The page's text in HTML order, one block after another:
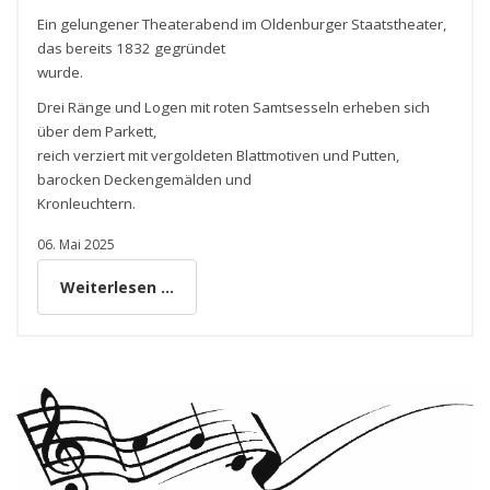
Ein gelungener Theaterabend im Oldenburger Staatstheater,
das bereits 1832 gegründet
wurde.
Drei Ränge und Logen mit roten Samtsesseln erheben sich
über dem Parkett,
reich verziert mit vergoldeten Blattmotiven und Putten,
barocken Deckengemälden und
Kronleuchtern.
06. Mai 2025
Weiterlesen ...